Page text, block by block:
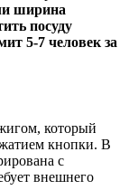
ширина
посуду
5-7 человек за
который
кнопки. В
с
внешнего